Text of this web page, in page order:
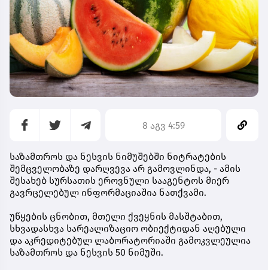
8 აგვ 4:59
საზამთროს და ნესვის ნიმუშებში ნიტრატების
შემცველობაზე დარღვევა არ გამოვლინდა, - ამის
შესახებ სურსათის ეროვნული სააგენტოს მიერ
გავრცელებულ ინფორმაციაშია ნათქვამი.
უწყების ცნობით, მთელი ქვეყნის მასშტაბით,
სხვადასხვა სარეალიზაციო ობიექტიდან აღებული
და აკრედიტებულ ლაბორატორიაში გამოკვლეულია
საზამთროს და ნესვის 50 ნიმუში.